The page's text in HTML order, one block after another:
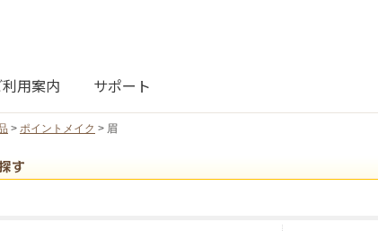
用案内 サポート
> ポイントメイク > 眉